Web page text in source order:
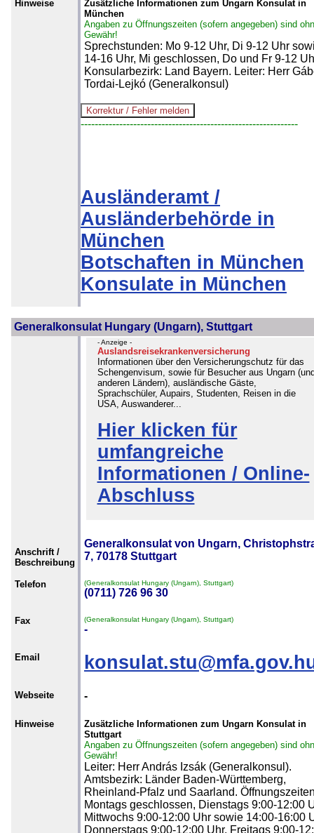
Hinweise
Zusätzliche Informationen zum Ungarn Konsulat in
München
Angaben zu Öffnungszeiten (sofern angegeben) sind
Gewähr!
Sprechstunden: Mo 9-12 Uhr, Di 9-12 Uhr
14-16 Uhr, Mi geschlossen, Do und Fr 9-12
Konsularbezirk: Land Bayern. Leiter: Herr
Tordai-Lejkó (Generalkonsul)
--------------------------------------------------------------
Ausländeramt /
Ausländerbehörde in
München
Botschaften in München
Konsulate in München
Generalkonsulat Hungary (Ungarn), Stuttgart
- Anzeige -
Auslandsreisekrankenversicherung
Informationen über den Versicherungschutz für das
Schengenvisum, sowie für Besucher aus Ungarn
anderen Ländern), ausländische Gäste,
Sprachschüler, Aupairs, Studenten, Reisen in die
USA, Auswanderer...
Hier klicken für
umfangreiche
Informationen / Online-
Abschluss
Anschrift /
Beschreibung
Generalkonsulat von Ungarn,
7, 70178 Stuttgart
Telefon (Generalkonsulat Hungary (Ungarn), Stuttgart)
(0711) 726 96 30
Fax (Generalkonsulat Hungary (Ungarn), Stuttgart)
-
Email
Webseite -
Hinweise
Zusätzliche Informationen zum Ungarn Konsulat in
Stuttgart
Angaben zu Öffnungszeiten (sofern angegeben) sind
Gewähr!
Leiter: Herr András Izsák (Generalkonsul).
Amtsbezirk: Länder Baden-Württemberg,
Rheinland-Pfalz und Saarland.
Montags geschlossen, Dienstags 9:00-12:00
Mittwochs 9:00-12:00 Uhr sowie 14:00-16:00
Donnerstags 9:00-12:00 Uhr, Freitags 9:00-